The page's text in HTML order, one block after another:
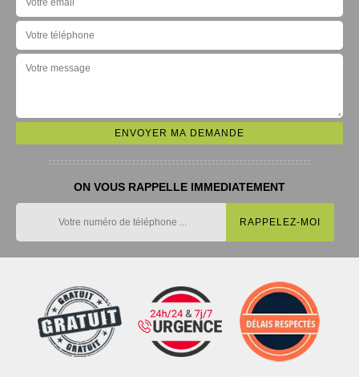
ON VOUS RAPPELLE IMMEDIATEMENT